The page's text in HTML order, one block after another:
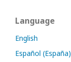
Language
English
Español (España)